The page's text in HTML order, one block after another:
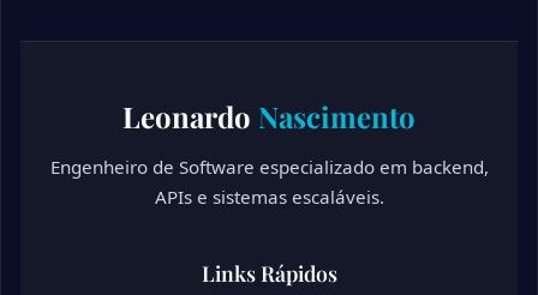
Leonardo Nascimento
Engenheiro de Software especializado em backend,
APIs e sistemas escaláveis.
Links Rápidos